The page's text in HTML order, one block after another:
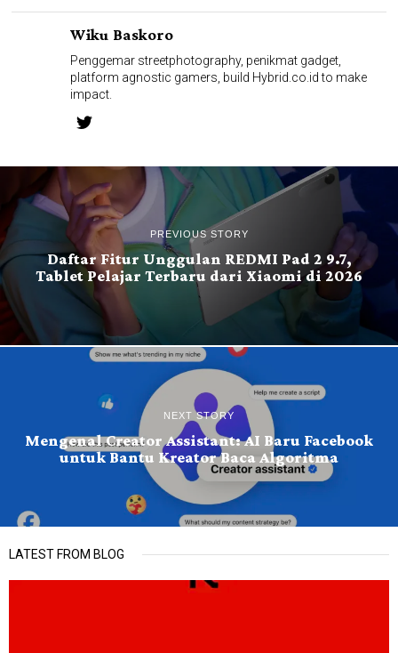
Wiku Baskoro
Penggemar streetphotography, penikmat gadget,
platform agnostic gamers, build Hybrid.co.id to make
impact.
PREVIOUS STORY
Daftar Fitur Unggulan REDMI Pad 2 9.7,
Tablet Pelajar Terbaru dari Xiaomi di 2026
NEXT STORY
Mengenal Creator Assistant: AI Baru Facebook
untuk Bantu Kreator Baca Algoritma
LATEST FROM BLOG